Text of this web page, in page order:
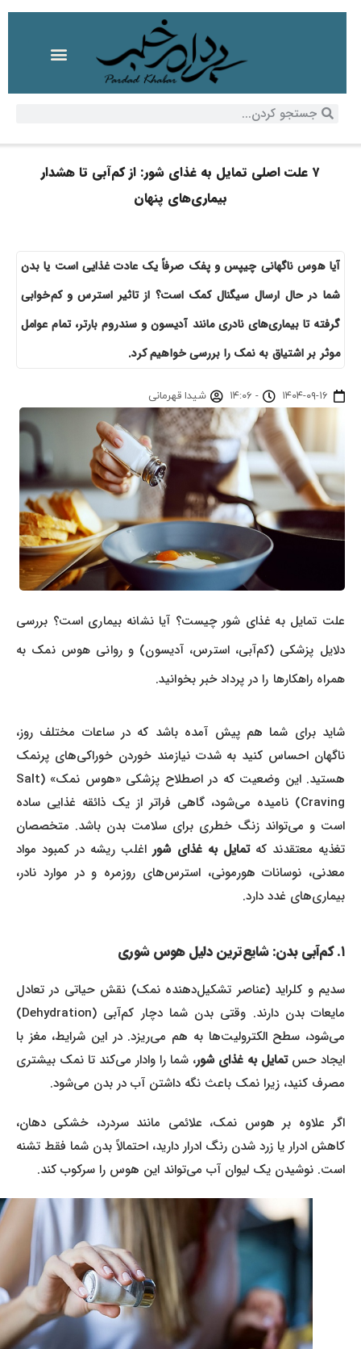
۷ علت اصلی تمایل به غذای شور: از کم‌آبی تا هشدار
بیماری‌های پنهان
آیا هوس ناگهانی چیپس و پفک صرفاً یک عادت غذایی است یا بدن
شما در حال ارسال سیگنال کمک است؟ از تاثیر استرس و کم‌خوابی
گرفته تا بیماری‌های نادری مانند آدیسون و سندروم بارتر، تمام عوامل
موثر بر اشتیاق به نمک را بررسی خواهیم کرد.
۱۴۰۴-۰۹-۱۶ - ۱۴:۰۶ شیدا قهرمانی
علت تمایل به غذای شور چیست؟ آیا نشانه بیماری است؟ بررسی
دلایل پزشکی (کم‌آبی، استرس، آدیسون) و روانی هوس نمک به
همراه راهکارها را در پرداد خبر بخوانید.
شاید برای شما هم پیش آمده باشد که در ساعات مختلف روز،
ناگهان احساس کنید به شدت نیازمند خوردن خوراکی‌های پرنمک
هستید. این وضعیت که در اصطلاح پزشکی «هوس نمک» (Salt
Craving) نامیده می‌شود، گاهی فراتر از یک ذائقه غذایی ساده
است و می‌تواند زنگ خطری برای سلامت بدن باشد. متخصصان
تغذیه معتقدند کهتمایل به غذای شوراغلب ریشه در کمبود مواد
معدنی، نوسانات هورمونی، استرس‌های روزمره و در موارد نادر،
بیماری‌های غدد دارد.
سدیم و کلراید (عناصر تشکیل‌دهنده نمک) نقش حیاتی در تعادل
مایعات بدن دارند. وقتی بدن شما دچار کم‌آبی (Dehydration)
می‌شود، سطح الکترولیت‌ها به هم می‌ریزد. در این شرایط، مغز با
ایجاد حستمایل به غذای شور، شما را وادار می‌کند تا نمک بیشتری
مصرف کنید، زیرا نمک باعث نگه داشتن آب در بدن می‌شود.
اگر علاوه بر هوس نمک، علائمی مانند سردرد، خشکی دهان،
کاهش ادرار یا زرد شدن رنگ ادرار دارید، احتمالاً بدن شما فقط تشنه
است. نوشیدن یک لیوان آب می‌تواند این هوس را سرکوب کند.